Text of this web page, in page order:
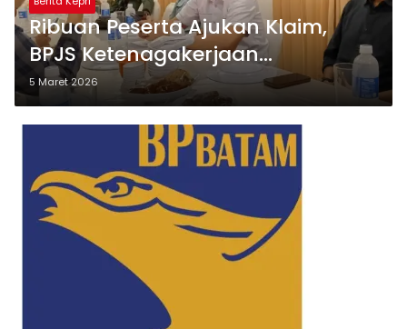
Ribuan Peserta Ajukan Klaim,
BPJS Ketenagakerjaan
Tanjungpinang Cairkan Rp17,89
Miliar
5 Maret 2026